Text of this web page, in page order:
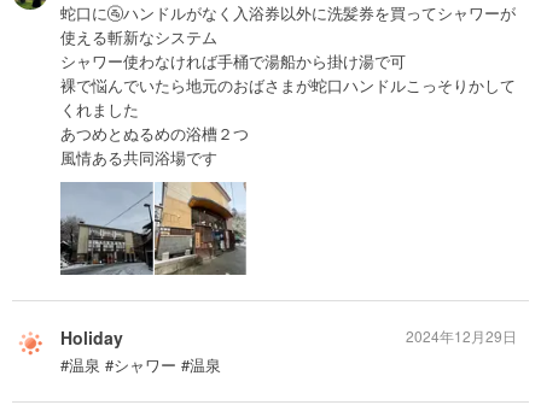
蛇口に🚰ハンドルがなく入浴券以外に洗髪券を買ってシャワーが
使える斬新なシステム
シャワー使わなければ手桶で湯船から掛け湯で可
裸で悩んでいたら地元のおばさまが蛇口ハンドルこっそりかして
くれました
あつめとぬるめの浴槽２つ
風情ある共同浴場です
Holiday
#温泉 #シャワー #温泉
2024年12月29日